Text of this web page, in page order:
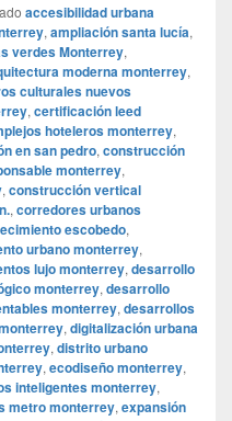
accesibilidad urbana
, ampliación santa lucía,
verdes Monterrey,
moderna monterrey,
culturales nuevos
, certificación leed
hoteleros monterrey,
en san pedro, construcción
monterrey,
, construcción vertical
, corredores urbanos
escobedo,
urbano monterrey,
lujo monterrey, desarrollo
monterrey, desarrollo
monterrey, desarrollos
, digitalización urbana
, distrito urbano
, ecodiseño monterrey,
inteligentes monterrey,
metro monterrey, expansión